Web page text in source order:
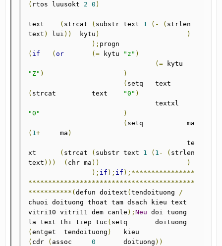
( rtos luusokt 2 0 )
( ( substr text 1 (- ( strlen
text ) lui ))
  kytu
)
)
);
( if ( or (= kytu "z" )
(=
"Z" )
)
(
(
"0" )
"0"
)
(
( 1+
	ma
)
( ( substr text 1 ( 1 - ( strlen
text ))) ( chr ma ))
)
); if ); if );****************
******************************************
***********( defun doitext ( tendoituong /
chuoi doituong thoat tam dsach kieu text
vitri10 vitri11 dem canle ); Neu doi tuong
la text thi tiep tuc (
( entget  tendoituong )
( cdr ( 0
	doituong
))